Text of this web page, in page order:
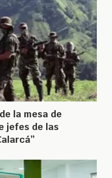
la mesa de
jefes de las